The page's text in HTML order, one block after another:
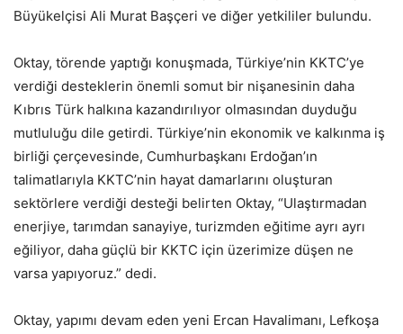
Büyükelçisi Ali Murat Başçeri ve diğer yetkililer bulundu.
Oktay, törende yaptığı konuşmada, Türkiye’nin KKTC’ye
verdiği desteklerin önemli somut bir nişanesinin daha
Kıbrıs Türk halkına kazandırılıyor olmasından duyduğu
mutluluğu dile getirdi. Türkiye’nin ekonomik ve kalkınma iş
birliği çerçevesinde, Cumhurbaşkanı Erdoğan’ın
talimatlarıyla KKTC’nin hayat damarlarını oluşturan
sektörlere verdiği desteği belirten Oktay, “Ulaştırmadan
enerjiye, tarımdan sanayiye, turizmden eğitime ayrı ayrı
eğiliyor, daha güçlü bir KKTC için üzerimize düşen ne
varsa yapıyoruz.” dedi.
Oktay, yapımı devam eden yeni Ercan Havalimanı, Lefkoşa